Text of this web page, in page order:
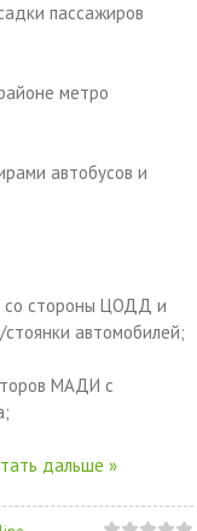
пассажиров
метро
автобусов и
со стороны ЦОДД и
автомобилей;
МАДИ с
дальше »